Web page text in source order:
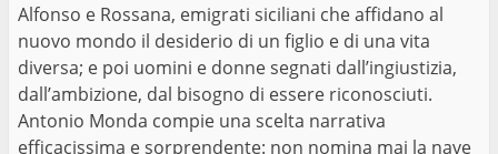
Alfonso e Rossana, emigrati siciliani che affidano al
nuovo mondo il desiderio di un figlio e di una vita
diversa; e poi uomini e donne segnati dall’ingiustizia,
dall’ambizione, dal bisogno di essere riconosciuti.
Antonio Monda compie una scelta narrativa
efficacissima e sorprendente: non nomina mai la nave